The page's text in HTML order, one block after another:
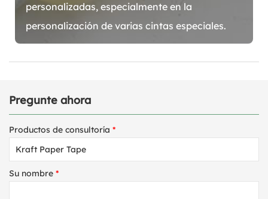
personalizadas, especialmente en la
personalización de varias cintas especiales.
Pregunte ahora
Productos de consultoría *
Su nombre *